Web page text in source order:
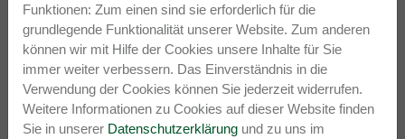
IMPRESSIONEN
Funktionen: Zum einen sind sie erforderlich für die
grundlegende Funktionalität unserer Website. Zum anderen
können wir mit Hilfe der Cookies unsere Inhalte für Sie
immer weiter verbessern. Das Einverständnis in die
Verwendung der Cookies können Sie jederzeit widerrufen.
Weitere Informationen zu Cookies auf dieser Website finden
Sie in unserer Datenschutzerklärung und zu uns im